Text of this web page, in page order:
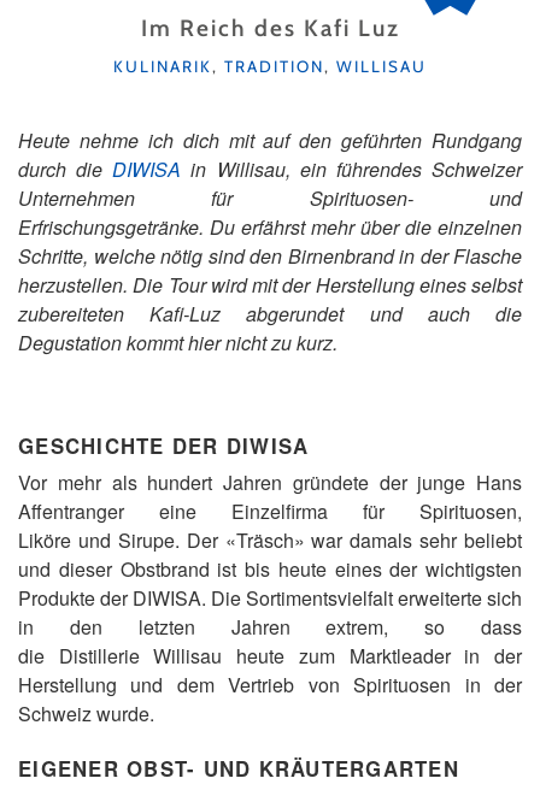
Im Reich des Kafi Luz
KATEGORIEN
KULINARIK, TRADITION, WILLISAU
Heute nehme ich dich mit auf den geführten Rundgang
durch dieDIWISA in Willisau, ein führendes Schweizer
Unternehmen für Spirituosen- und
Erfrischungsgetränke. Du erfährst mehr über die einzelnen
Schritte, welche nötig sind den Birnenbrand in der Flasche
herzustellen. Die Tour wird mit der Herstellung eines selbst
zubereiteten Kafi-Luz abgerundet und auch die
Degustation kommt hier nicht zu kurz.
GESCHICHTE DER DIWISA
Vor mehr als hundert Jahren gründete der junge Hans
Affentranger eine Einzelfirma für Spirituosen,
Liköre und Sirupe. Der «Träsch» war damals sehr beliebt
und dieser Obstbrand ist bis heute eines der wichtigsten
Produkte der DIWISA. Die Sortimentsvielfalt erweiterte sich
in den letzten Jahren extrem, so dass
die Distillerie Willisau heute zum Marktleader in der
Herstellung und dem Vertrieb von Spirituosen in der
Schweiz wurde.
EIGENER OBST- UND KRÄUTERGARTEN